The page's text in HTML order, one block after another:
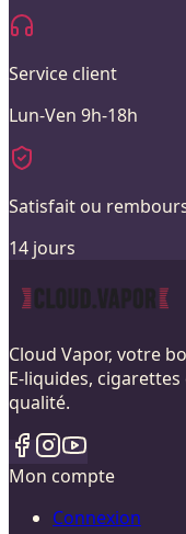
Service client
Lun-Ven 9h-18h
Satisfait ou
14 jours
Cloud Vapor, votre
E-liquides,
qualité.
Mon compte
Connexion